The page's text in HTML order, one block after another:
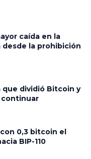
caída en la
la prohibición
que dividió Bitcoin y
continuar
0,3 bitcoin el
BIP-110